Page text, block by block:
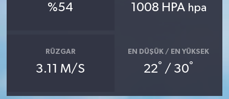
%54 1008 HPA hpa
RÜZGAR
3.11 M/S
EN DÜŞÜK / EN YÜKSEK
22° / 30°